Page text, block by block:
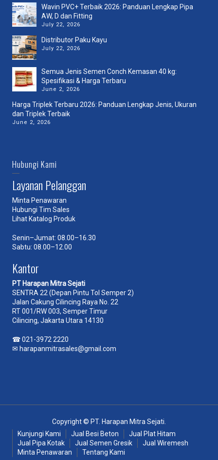
Wavin PVC+ Terbaik 2026: Panduan Lengkap Pipa
AW, D dan Fitting
July 22, 2026
Distributor Paku Kayu
July 22, 2026
Semua Jenis Semen Conch Kemasan 40 kg:
Spesifikasi & Harga Terbaru
June 2, 2026
Harga Triplek Terbaru 2026: Panduan Lengkap Jenis, Ukuran
dan Triplek Terbaik
June 2, 2026
Hubungi Kami
Layanan Pelanggan
Minta Penawaran
Hubungi Tim Sales
Lihat Katalog Produk
Senin–Jumat: 08.00–16.30
Sabtu: 08.00–12.00
Kantor
PT Harapan Mitra Sejati
SENTRA 22 (Depan Pintu Tol Semper 2)
Jalan Cakung Cilincing Raya No. 22
RT 001/RW 003, Semper Timur
Cilincing, Jakarta Utara 14130
☎021-3972 2220
✉ harapanmitrasales@gmail.com
Copyright © PT. Harapan Mitra Sejati.
Kunjungi Kami
Jual Besi Beton
Jual Plat Hitam
Jual Pipa Kotak
Jual Semen Gresik
Jual Wiremesh
Minta Penawaran
Tentang Kami